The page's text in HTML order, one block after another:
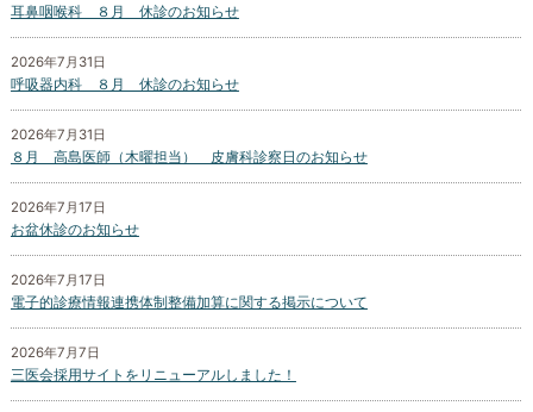
耳鼻咽喉科 ８月 休診のお知らせ
2026年7月31日
呼吸器内科 ８月 休診のお知らせ
2026年7月31日
８月 高島医師（木曜担当） 皮膚科診察日のお知らせ
2026年7月17日
お盆休診のお知らせ
2026年7月17日
電子的診療情報連携体制整備加算に関する掲示について
2026年7月7日
三医会採用サイトをリニューアルしました！